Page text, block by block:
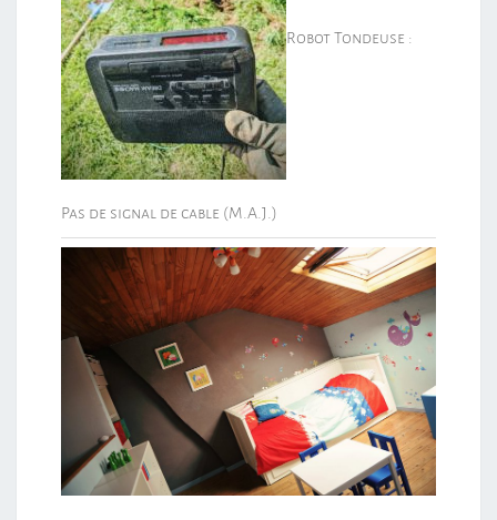
Robot Tondeuse :
Pas de signal de cable (M.A.J.)